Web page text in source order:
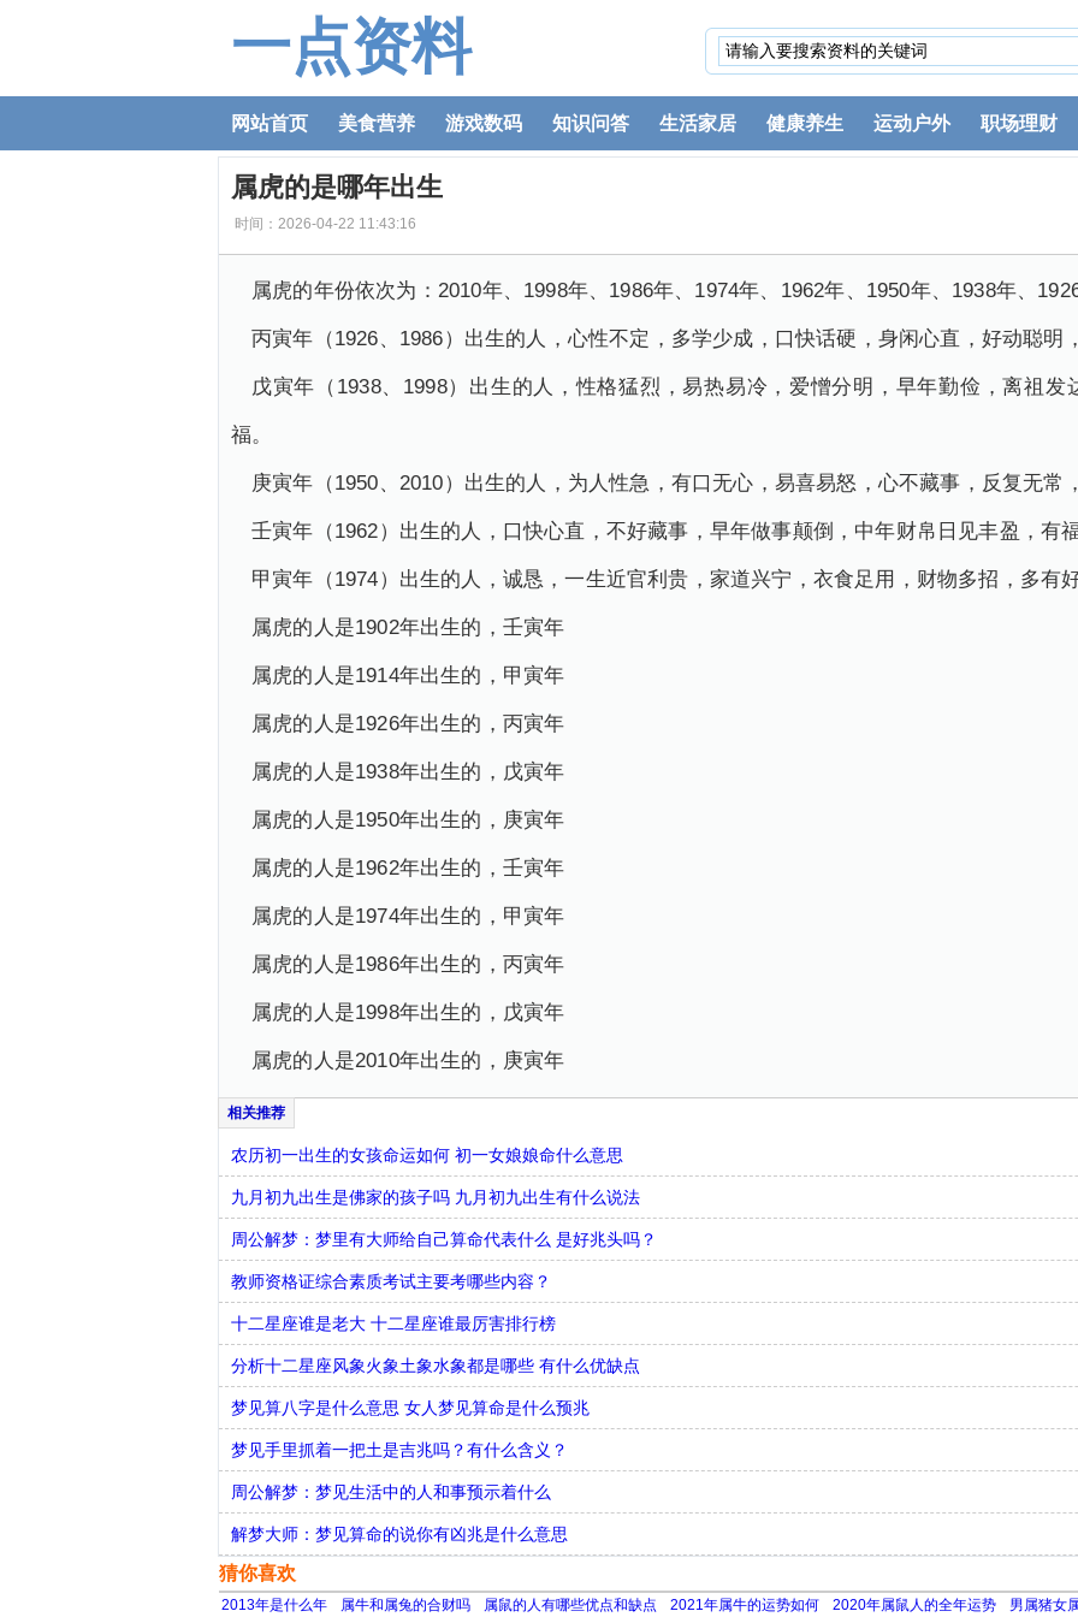
一点资料
网站首页 美食营养 游戏数码 知识问答 生活家居 健康养生 运动户外 职场理财
属虎的是哪年出生
时间：2026-04-22 11:43:16
属虎的年份依次为：2010年、1998年、1986年、1974年、1962年、1950年、1938年、
丙寅年（1926、1986）出生的人，心性不定，多学少成，口快话硬，身闲心直，好动聪明
戊寅年（1938、1998）出生的人，性格猛烈，易热易冷，爱憎分明，早年勤俭，离祖
福。
庚寅年（1950、2010）出生的人，为人性急，有口无心，易喜易怒，心不藏事，反复无常
壬寅年（1962）出生的人，口快心直，不好藏事，早年做事颠倒，中年财帛日见丰盈，有
甲寅年（1974）出生的人，诚恳，一生近官利贵，家道兴宁，衣食足用，财物多招，多有
属虎的人是1902年出生的，壬寅年
属虎的人是1914年出生的，甲寅年
属虎的人是1926年出生的，丙寅年
属虎的人是1938年出生的，戊寅年
属虎的人是1950年出生的，庚寅年
属虎的人是1962年出生的，壬寅年
属虎的人是1974年出生的，甲寅年
属虎的人是1986年出生的，丙寅年
属虎的人是1998年出生的，戊寅年
属虎的人是2010年出生的，庚寅年
农历初一出生的女孩命运如何 初一女娘娘命什么意思
九月初九出生是佛家的孩子吗 九月初九出生有什么说法
周公解梦：梦里有大师给自己算命代表什么 是好兆头吗？
教师资格证综合素质考试主要考哪些内容？
十二星座谁是老大 十二星座谁最厉害排行榜
分析十二星座风象火象土象水象都是哪些 有什么优缺点
梦见算八字是什么意思 女人梦见算命是什么预兆
梦见手里抓着一把土是吉兆吗？有什么含义？
周公解梦：梦见生活中的人和事预示着什么
解梦大师：梦见算命的说你有凶兆是什么意思
猜你喜欢
2013年是什么年 属牛和属兔的合财吗 属鼠的人有哪些优点和缺点 2021年属牛的运势如何 2020年属鼠人的全年运势 男属猪女